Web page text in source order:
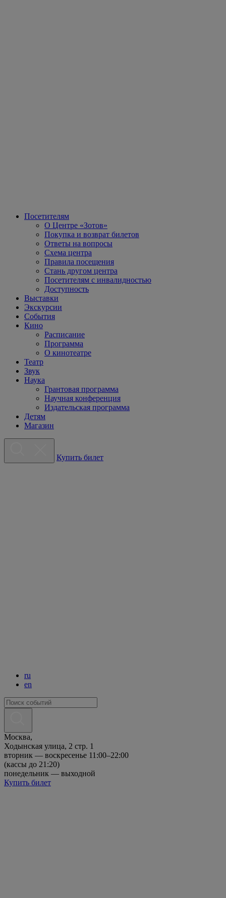
Посетителям
О Центре «Зотов»
Покупка и возврат билетов
Ответы на вопросы
Схема центра
Правила посещения
Стань другом центра
Посетителям с инвалидностью
Доступность
Выставки
Экскурсии
События
Кино
Расписание
Программа
О кинотеатре
Театр
Звук
Наука
Грантовая программа
Научная конференция
Издательская программа
Детям
Магазин
Купить билет
ru
en
Москва,
Ходынская улица, 2 стр. 1
вторник — воскресенье 11:00–22:00
(кассы до 21:20)
понедельник — выходной
Купить билет